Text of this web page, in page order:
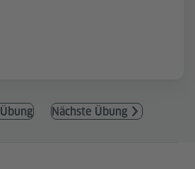
Nächste Übung